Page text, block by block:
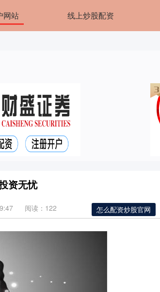
网站 线上炒股配资
资无忧
怎么配资炒股官网
阅读：122